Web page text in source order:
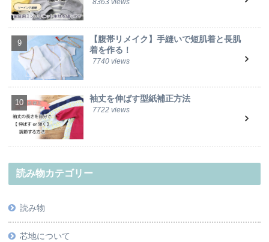
8363 views
【腹帯リメイク】手縫いで短肌着と長肌
着を作る！
7740 views
袖丈を伸ばす型紙補正方法
7722 views
読み物カテゴリー
読み物
芯地について